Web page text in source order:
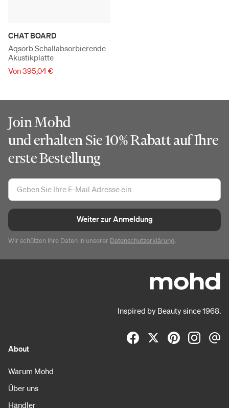
CHAT BOARD
Aqsorb Schallabsorbierende
Akustikplatte
Von 395,04 €
Join Mohd
und erhalten Sie 10% Rabatt auf Ihre
erste Bestellung
Weiter zur Anmeldung
Wir schützen Ihre Daten in unserer Datenschutzerklärung.
Inspired by Beauty since 1968.
About
Warum Mohd
Über uns
Händler